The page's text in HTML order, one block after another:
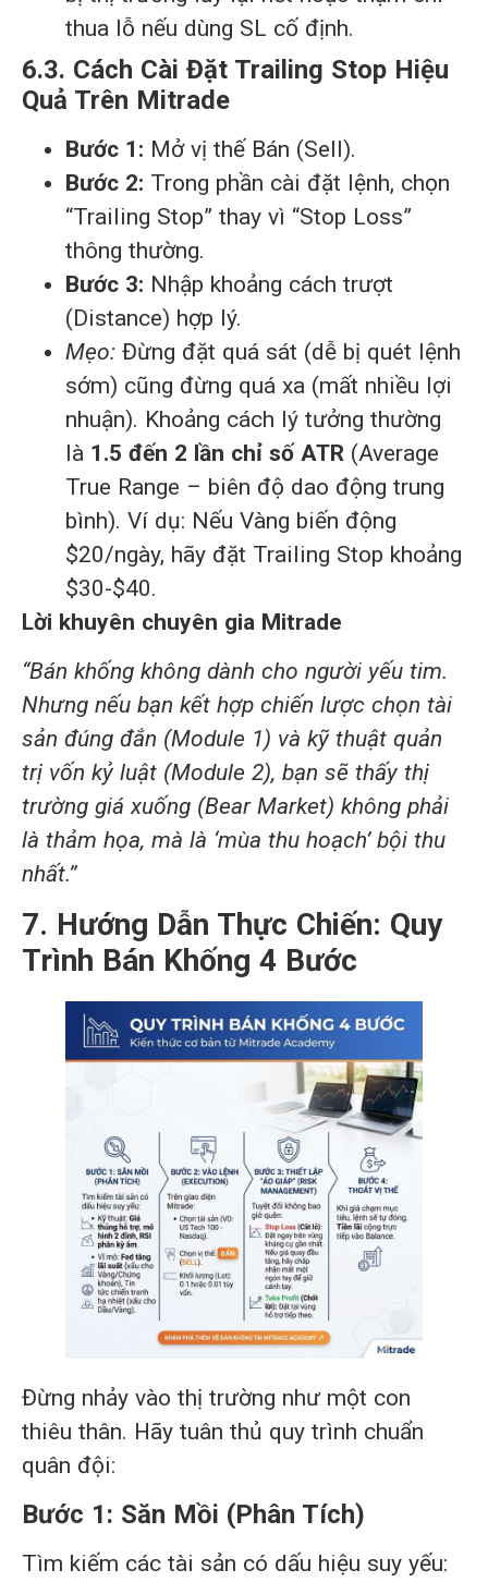
thua lỗ nếu dùng SL cố định.
6.3. Cách Cài Đặt Trailing Stop Hiệu
Quả Trên Mitrade
Bước 1: Mở vị thế Bán (Sell).
Bước 2: Trong phần cài đặt lệnh, chọn
“Trailing Stop” thay vì “Stop Loss”
thông thường.
Bước 3: Nhập khoảng cách trượt
(Distance) hợp lý.
Mẹo: Đừng đặt quá sát (dễ bị quét lệnh
sớm) cũng đừng quá xa (mất nhiều lợi
nhuận). Khoảng cách lý tưởng thường
là 1.5 đến 2 lần chỉ số ATR (Average
True Range – biên độ dao động trung
bình). Ví dụ: Nếu Vàng biến động
$20/ngày, hãy đặt Trailing Stop khoảng
$30-$40.
Lời khuyên chuyên gia Mitrade
“Bán khống không dành cho người yếu tim.
Nhưng nếu bạn kết hợp chiến lược chọn tài
sản đúng đắn (Module 1) và kỹ thuật quản
trị vốn kỷ luật (Module 2), bạn sẽ thấy thị
trường giá xuống (Bear Market) không phải
là thảm họa, mà là ‘mùa thu hoạch’ bội thu
nhất.”
7. Hướng Dẫn Thực Chiến: Quy
Trình Bán Khống 4 Bước
Đừng nhảy vào thị trường như một con
thiêu thân. Hãy tuân thủ quy trình chuẩn
quân đội:
Bước 1: Săn Mồi (Phân Tích)
Tìm kiếm các tài sản có dấu hiệu suy yếu: